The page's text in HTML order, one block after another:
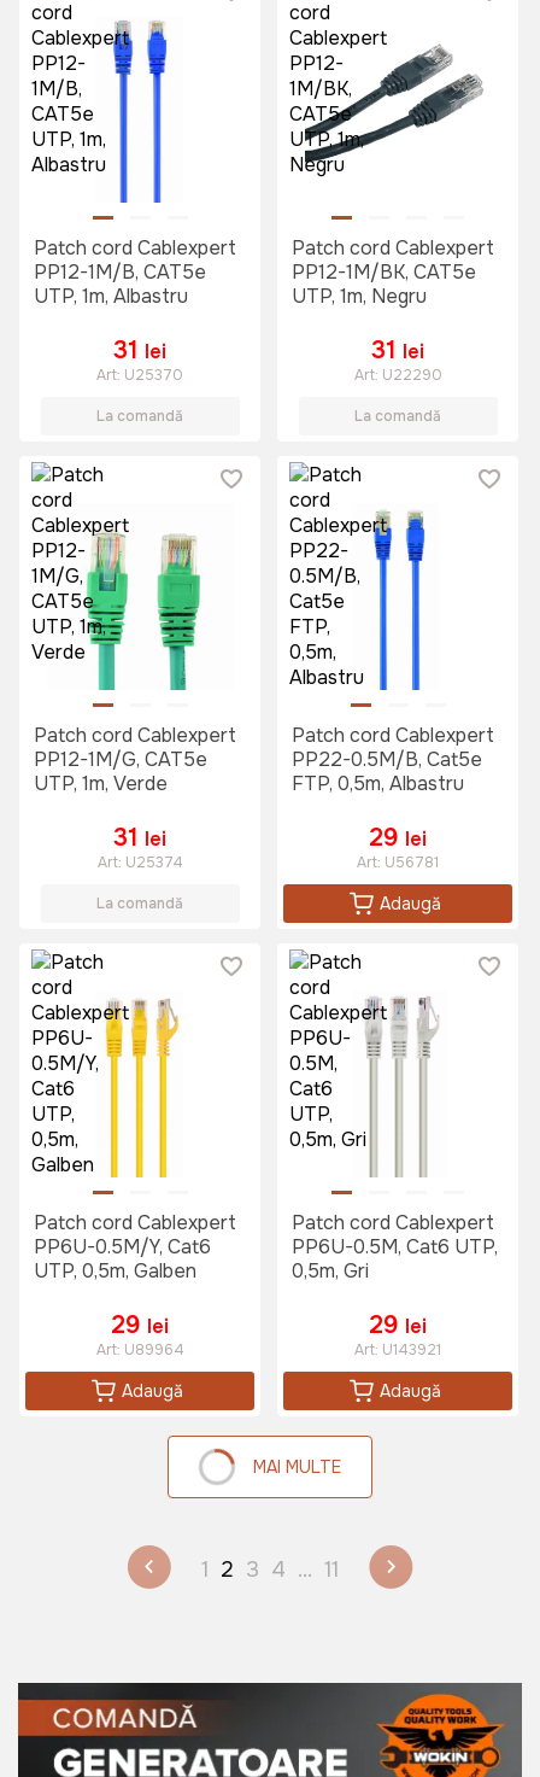
Patch cord Cablexpert
PP12-1M/B, CAT5e
UTP, 1m, Albastru
31 lei
Art: U25370
La comandă
Patch cord Cablexpert
PP12-1M/BK, CAT5e
UTP, 1m, Negru
31 lei
Art: U22290
La comandă
Patch cord Cablexpert
PP12-1M/G, CAT5e
UTP, 1m, Verde
31 lei
Art: U25374
La comandă
Patch cord Cablexpert
PP22-0.5M/B, Cat5e
FTP, 0,5m, Albastru
29 lei
Art: U56781
Adaugă
Patch cord Cablexpert
PP6U-0.5M/Y, Cat6
UTP, 0,5m, Galben
29 lei
Art: U89964
Adaugă
Patch cord Cablexpert
PP6U-0.5M, Cat6 UTP,
0,5m, Gri
29 lei
Art: U143921
Adaugă
MAI MULTE
1 2 3 4 ... 11